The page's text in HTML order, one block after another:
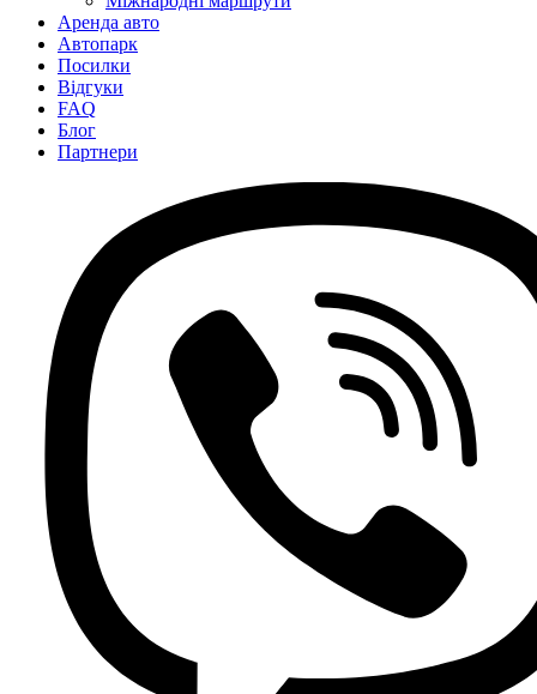
Аренда авто
Автопарк
Посилки
Відгуки
FAQ
Блог
Партнери